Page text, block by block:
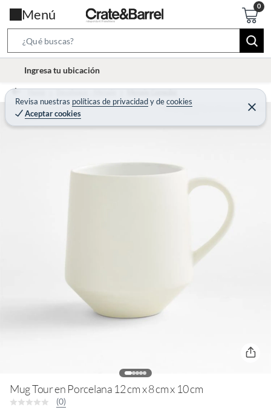
Menú
e
r
c
r
t
Ingresa tu ubicación
Revisa nuestras políticas de privacidadydecookies
Aceptar cookies
C
e
r
Home Decohogar - Menaje Menaje Comedor
Mug Tour en Porcelana 12 cm x 8 cm x 10 cm
(0)